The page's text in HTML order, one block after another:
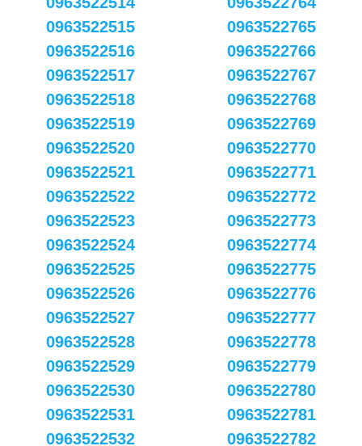
0963522515
0963522516
0963522517
0963522518
0963522519
0963522520
0963522521
0963522522
0963522523
0963522524
0963522525
0963522526
0963522527
0963522528
0963522529
0963522530
0963522531
0963522532
0963522765
0963522766
0963522767
0963522768
0963522769
0963522770
0963522771
0963522772
0963522773
0963522774
0963522775
0963522776
0963522777
0963522778
0963522779
0963522780
0963522781
0963522782